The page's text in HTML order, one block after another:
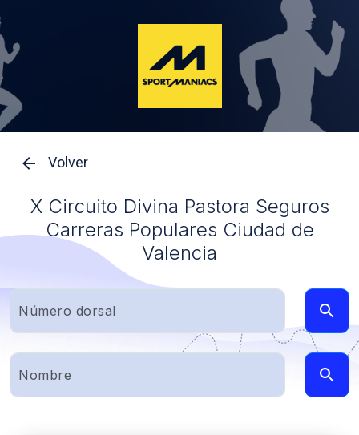
Volver
X Circuito Divina Pastora Seguros
Carreras Populares Ciudad de
Valencia